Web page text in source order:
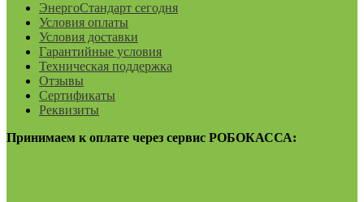
ЭнергоСтандарт сегодня
Условия оплаты
Условия доставки
Гарантийные условия
Техническая поддержка
Отзывы
Сертификаты
Реквизиты
Принимаем к оплате через сервис РОБОКАССА: